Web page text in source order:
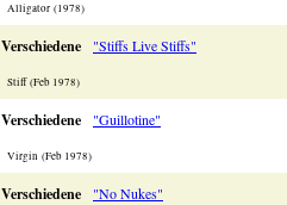
Alligator (1978)
Verschiedene "Stiffs Live Stiffs"
Stiff (Feb 1978)
Verschiedene "Guillotine"
Virgin (Feb 1978)
Verschiedene "No Nukes"